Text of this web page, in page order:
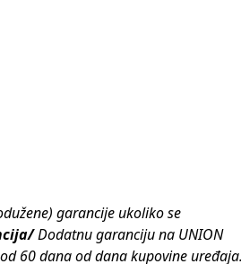
garancije ukoliko se
Dodatnu garanciju na UNION
60 dana od dana kupovine